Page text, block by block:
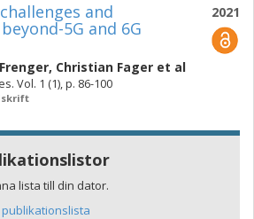
2021
and
5G and 6G
, Christian Fager et al
Vol. 1 (1), p. 86-100
lista till din dator.